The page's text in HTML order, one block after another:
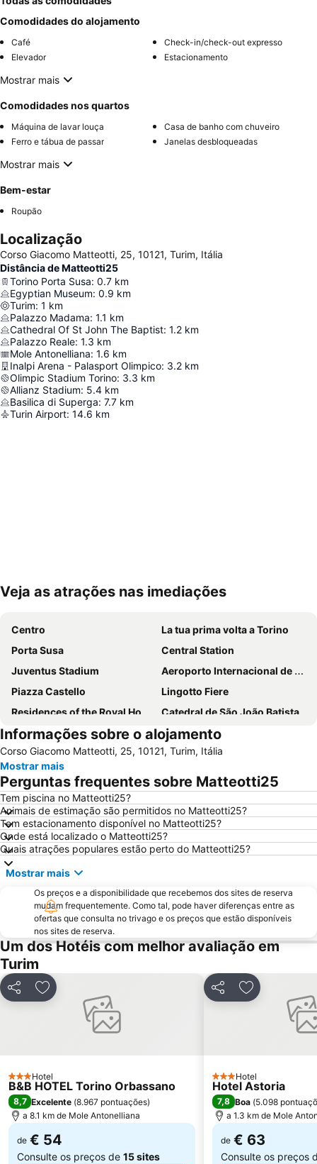
Comodidades do alojamento
Café
Check-in/check-out expresso
Elevador
Estacionamento
Mostrar mais
Comodidades nos quartos
Máquina de lavar louça
Casa de banho com chuveiro
Ferro e tábua de passar
Janelas desbloqueadas
Mostrar mais
Bem-estar
Roupão
Localização
Corso Giacomo Matteotti, 25, 10121, Turim, Itália
Distância de Matteotti25
Torino Porta Susa: 0.7 km
Egyptian Museum: 0.9 km
Turim: 1 km
Palazzo Madama: 1.1 km
Cathedral Of St John The Baptist: 1.2 km
Palazzo Reale: 1.3 km
Mole Antonelliana: 1.6 km
Inalpi Arena - Palasport Olimpico: 3.2 km
Olimpic Stadium Torino: 3.3 km
Allianz Stadium: 5.4 km
Basilica di Superga: 7.7 km
Turin Airport: 14.6 km
Ampliar mapa
Veja as atrações nas imediações
Centro
La tua prima volta a Torino
Porta Susa
Central Station
Juventus Stadium
Aeroporto Internacional de Turim
Piazza Castello
Lingotto Fiere
Residences of the Royal House of Savoy
Catedral de São João Batista
Santa Rita da Cascia
Palacio Real
Torino Film Festival
Mole Antonelliana
Aurora
Olimpico
Pozzo Strada
Università degli Studi di Torino
Hafa Hammam
San Domenico
Ponte Vittorio Emanuele I
San Paolo
Vanchiglia
Barriera di Milano
Reggia e parco di Venaria reale
Informações sobre o alojamento
Corso Giacomo Matteotti, 25, 10121, Turim, Itália
Mostrar mais
Perguntas frequentes sobre Matteotti25
Tem piscina no Matteotti25?
Animais de estimação são permitidos no Matteotti25?
Tem estacionamento disponível no Matteotti25?
Onde está localizado o Matteotti25?
Quais atrações populares estão perto do Matteotti25?
Mostrar mais
Os preços e a disponibilidade que recebemos dos sites de reserva
mudam frequentemente. Como tal, pode haver diferenças entre as
ofertas que consulta no trivago e os preços que estão disponíveis
nos sites de reserva.
Um dos Hotéis com melhor avaliação em
Turim
PartilharAdicionar aos favoritos
3 Estrelas
Hotel
B&B HOTEL Torino Orbassano
8,7 Excelente (8.967 pontuações)
a 8.1 km de Mole Antonelliana
de € 54
Consulte os preços de 15 sites
PartilharAdicionar
3 Estrelas
Hotel
Hotel Astoria
7,8 Boa (5.098
a 1.3 km de Mole
de € 63
Consulte os preços